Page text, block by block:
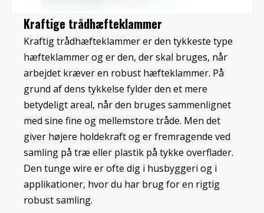
Kraftige trådhæfteklammer
Kraftig trådhæfteklammer er den tykkeste type
hæfteklammer og er den, der skal bruges, når
arbejdet kræver en robust hæfteklammer. På
grund af dens tykkelse fylder den et mere
betydeligt areal, når den bruges sammenlignet
med sine fine og mellemstore tråde. Men det
giver højere holdekraft og er fremragende ved
samling på træ eller plastik på tykke overflader.
Den tunge wire er ofte dig i husbyggeri og i
applikationer, hvor du har brug for en rigtig
robust samling.